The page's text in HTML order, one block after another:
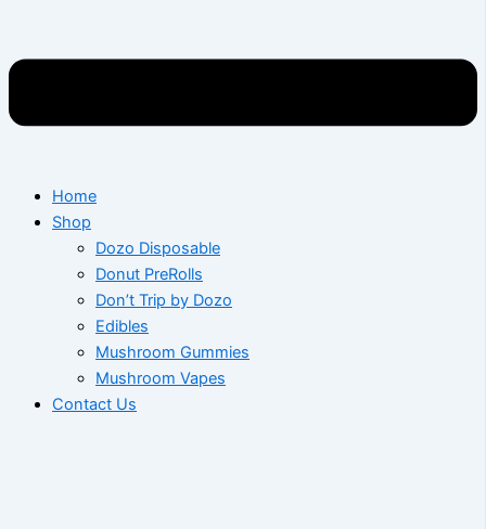
Home
Shop
Dozo Disposable
Donut PreRolls
Don’t Trip by Dozo
Edibles
Mushroom Gummies
Mushroom Vapes
Contact Us